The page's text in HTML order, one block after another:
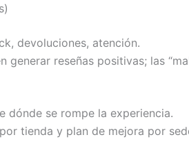
devoluciones, atención.
generar reseñas positivas; las
dónde se rompe la experiencia.
tienda y plan de mejora por